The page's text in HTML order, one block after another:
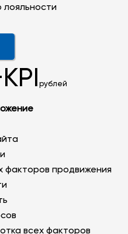
рублей
факторов продвижения
всех факторов